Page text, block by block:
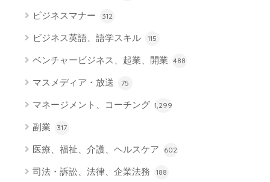
ビジネスマナー 312
ビジネス英語、語学スキル 115
ベンチャービジネス、起業、開業 488
マスメディア・放送 75
マネージメント、コーチング 1,299
副業 317
医療、福祉、介護、ヘルスケア 602
司法・訴訟、法律、企業法務 188